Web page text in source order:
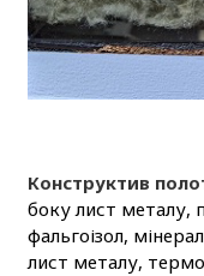
Конструктив
боку лист металу,
фальгоізол,
лист металу,